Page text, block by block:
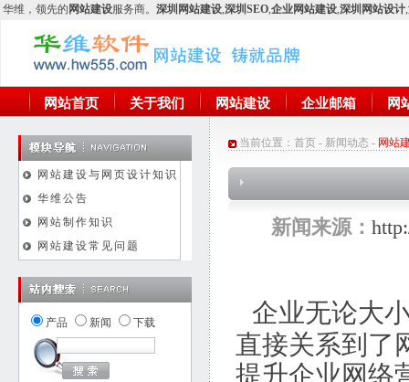
华维 ，领先的 网站建设服务商。 深圳网站建设,深圳SEO,企业网站建设,深圳网站设计,
网站首页 关于我们 网站建设 企业邮箱 网
网站建设与网页设计知识
华维公告
网站制作知识
网站建设常见问题
产品 新闻 下载
当前位置： 首页 - 新闻动态 - 网站
新闻来源：
企业无论大
直接关系到了
提升企业网络